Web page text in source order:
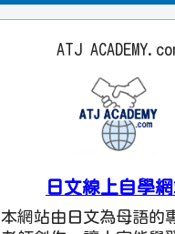
ATJ
日文線上自學
本網站由日文為母語的